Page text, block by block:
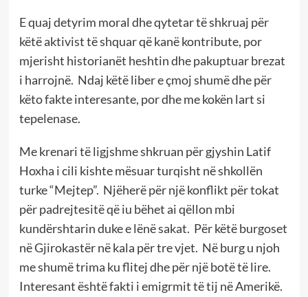
E quaj detyrim moral dhe qytetar të shkruaj për
këtë aktivist të shquar që kanë kontribute, por
mjerisht historianët heshtin dhe pakuptuar brezat
i harrojnë. Ndaj këtë liber e çmoj shumë dhe për
këto fakte interesante, por dhe me kokën lart si
tepelenase.
Me krenari të ligjshme shkruan për gjyshin Latif
Hoxha i cili kishte mësuar turqisht në shkollën
turke “Mejtep”. Njëherë për një konflikt për tokat
për padrejtesitë që iu bëhet ai qëllon mbi
kundërshtarin duke e lënë sakat. Për këtë burgoset
në Gjirokastër në kala për tre vjet. Në burg u njoh
me shumë trima ku flitej dhe për një botë të lire.
Interesant është fakti i emigrmit të tij në Amerikë.